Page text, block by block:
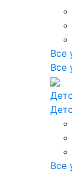
Все
Все
Все